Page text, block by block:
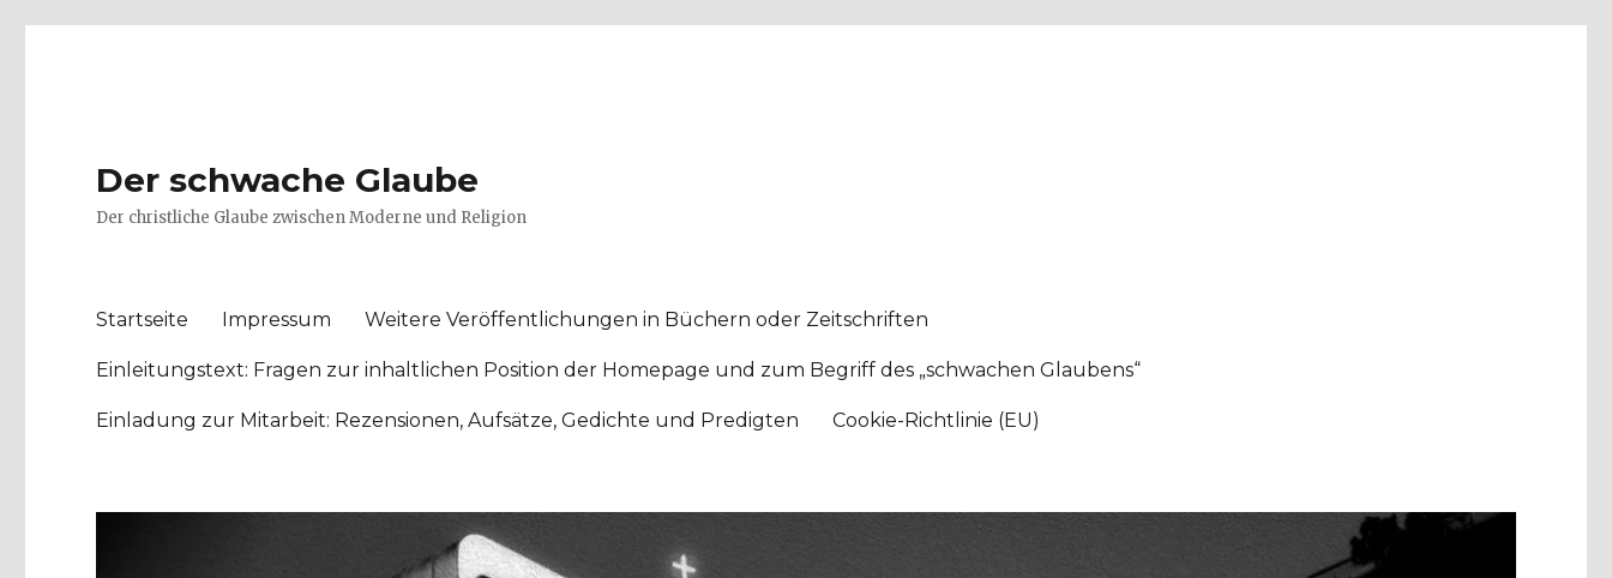
Der schwache Glaube
Der christliche Glaube zwischen Moderne und Religion
Startseite Impressum Weitere Veröffentlichungen in Büchern oder Zeitschriften
Einleitungstext: Fragen zur inhaltlichen Position der Homepage und zum Begriff des „schwachen Glaubens“
Einladung zur Mitarbeit: Rezensionen, Aufsätze, Gedichte und Predigten Cookie-Richtlinie (EU)